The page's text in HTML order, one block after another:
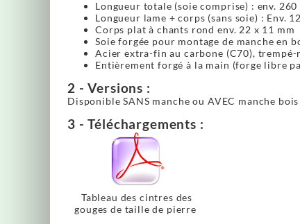
Longueur totale (soie comprise) : env. 260
Longueur lame + corps (sans soie) : Env.
Corps plat à chants rond env. 22 x 11 mm
Soie forgée pour montage de manche en
Acier extra-fin au carbone (C70), trempé-
Entièrement forgé à la main (forge libre
2 - Versions :
Disponible SANS manche ou AVEC manche
3 - Téléchargements :
Tableau des cintres des
gouges de taille de pierre